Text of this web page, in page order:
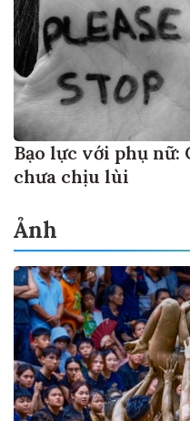
Bạo lực với phụ nữ:
chưa chịu lùi
Ảnh